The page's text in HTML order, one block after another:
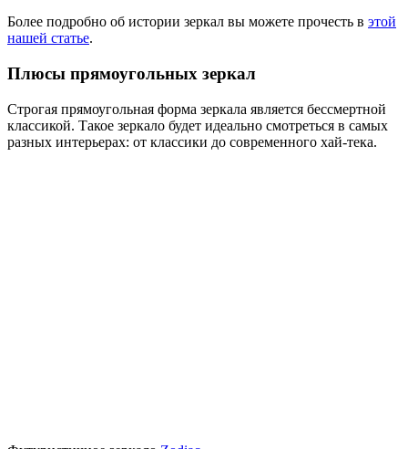
Более подробно об истории зеркал вы можете прочесть в этой
нашей статье.
Плюсы прямоугольных зеркал
Строгая прямоугольная форма зеркала является бессмертной
классикой. Такое зеркало будет идеально смотреться в самых
разных интерьерах: от классики до современного хай-тека.